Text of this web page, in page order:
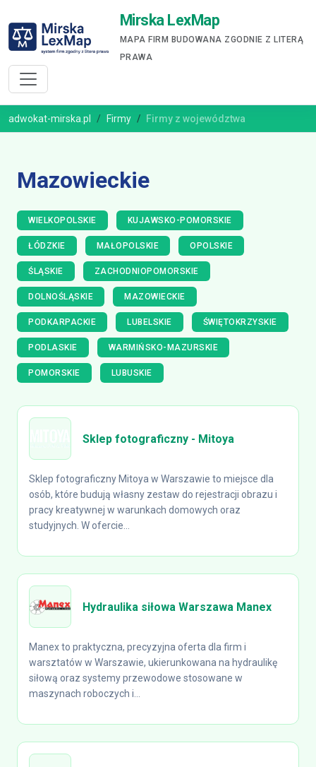
Mirska LexMap
MAPA FIRM BUDOWANA ZGODNIE Z LITERĄ
PRAWA
adwokat-mirska.pl Firmy Firmy z województwa
Mazowieckie
WIELKOPOLSKIE KUJAWSKO-POMORSKIE
ŁÓDZKIE MAŁOPOLSKIE OPOLSKIE
ŚLĄSKIE ZACHODNIOPOMORSKIE
DOLNOŚLĄSKIE MAZOWIECKIE
PODKARPACKIE LUBELSKIE ŚWIĘTOKRZYSKIE
PODLASKIE WARMIŃSKO-MAZURSKIE
POMORSKIE LUBUSKIE
Sklep fotograficzny - Mitoya
Sklep fotograficzny Mitoya w Warszawie to miejsce dla
osób, które budują własny zestaw do rejestracji obrazu i
pracy kreatywnej w warunkach domowych oraz
studyjnych. W ofercie...
Hydraulika siłowa Warszawa Manex
Manex to praktyczna, precyzyjna oferta dla firm i
warsztatów w Warszawie, ukierunkowana na hydraulikę
siłową oraz systemy przewodowe stosowane w
maszynach roboczych i...